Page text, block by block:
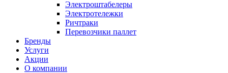
Электроштабелеры
Электротележки
Ричтраки
Перевозчики паллет
Бренды
Услуги
Акции
О компании